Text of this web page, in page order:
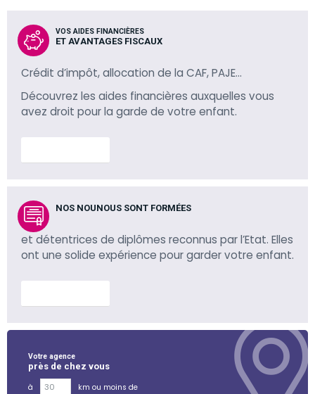
VOS AIDES FINANCIÈRES
ET AVANTAGES FISCAUX
Crédit d’impôt, allocation de la CAF, PAJE…
Découvrez les aides financières auxquelles vous
avez droit pour la garde de votre enfant.
NOS NOUNOUS SONT FORMÉES
et détentrices de diplômes reconnus par l’Etat. Elles
ont une solide expérience pour garder votre enfant.
Votre agence
près de chez vous
à
km ou moins de